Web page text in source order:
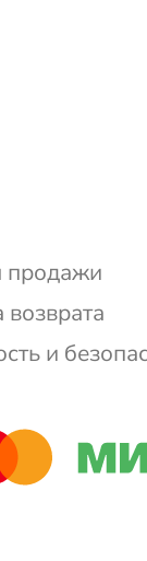
продажи
и